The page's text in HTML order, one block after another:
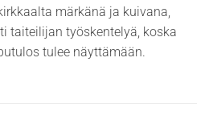
märkänä ja kuivana,
taiteilijan työskentelyä, koska
tulee näyttämään.